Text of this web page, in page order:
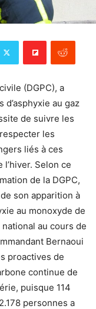
(DGPC), a
au gaz
de suivre les
les
liés à ces
l’hiver. Selon ce
de la DGPC,
son apparition à
au monoxyde de
au cours de
Bernaoui
proactives de
continue de
puisque 114
personnes a